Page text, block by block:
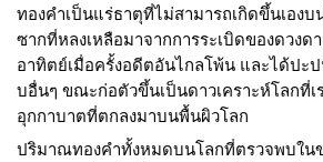
ทองคำเป็นแร่ธาตุที่ไม่สามารถเกิดขึ้นเอง
ซากที่หลงเหลือมาจากการระเบิดของดวงด
อาทิตย์เมื่อครั้งอดีตอันไกลโพ้น และได้ปะ
บอื่นๆ ขณะก่อตัวขึ้นเป็นดาวเคราะห์โลกที่เ
อุกกาบาตที่ตกลงมาบนพื้นผิวโลก
ปริมาณทองคำทั้งหมดบนโลกที่ตรวจพบใ